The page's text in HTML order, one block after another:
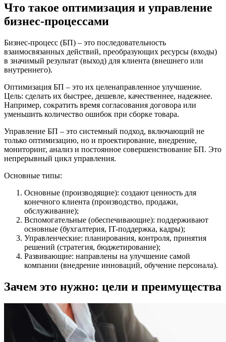
Что такое оптимизация и управление
бизнес-процессами
Бизнес-процесс (БП) – это последовательность
взаимосвязанных действий, преобразующих ресурсы (входы)
в значимый результат (выход) для клиента (внешнего или
внутреннего).
Оптимизация БП – это их целенаправленное улучшение.
Цель: сделать их быстрее, дешевле, качественнее, надежнее.
Например, сократить время согласования договора или
уменьшить количество ошибок при сборке товара.
Управление БП – это системный подход, включающий не
только оптимизацию, но и проектирование, внедрение,
мониторинг, анализ и постоянное совершенствование БП. Это
непрерывный цикл управления.
Основные типы:
Основные (производящие): создают ценность для
конечного клиента (производство, продажи,
обслуживание);
Вспомогательные (обеспечивающие): поддерживают
основные (бухгалтерия, IT-поддержка, кадры);
Управленческие: планирования, контроля, принятия
решений (стратегия, бюджетирование);
Развивающие: направлены на улучшение самой
компании (внедрение инноваций, обучение персонала).
Зачем это нужно: цели и преимущества